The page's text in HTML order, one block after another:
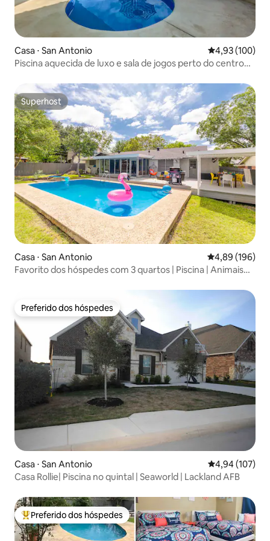
Casa ⋅ San Antonio 4,93 de uma
4,93 (100)
Piscina aquecida de luxo e sala de jogos perto do centro
Superhost
Superhost
Casa ⋅ San Antonio 4,89 de uma
4,89 (196)
Favorito dos hóspedes com 3 quartos | Piscina | Animais
Preferido dos hóspedes
Preferido dos hóspedes
Casa ⋅ San Antonio 4,94 de uma
4,94 (107)
Casa Rollie| Piscina no quintal | Seaworld | Lackland AFB
Entre os melhores preferidos dos hóspedes
Preferido dos hóspedes